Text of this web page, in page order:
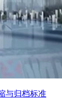
与归档标准